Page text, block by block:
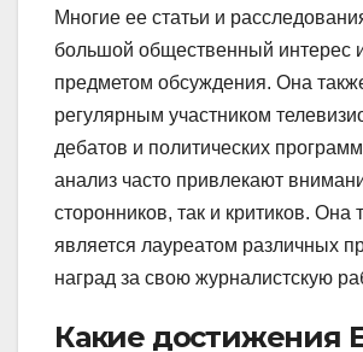
Многие ее статьи и
большой общественный интерес
предметом обсуждения. Она
регулярным участником
дебатов и политических
анализ часто привлекают
сторонников, так и критиков. Она
является лауреатом различных
наград за свою журналистскую
Какие достижения